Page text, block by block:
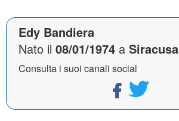
Edy Bandiera
Nato il 08/01/1974 a Siracusa
Consulta i suoi canali social